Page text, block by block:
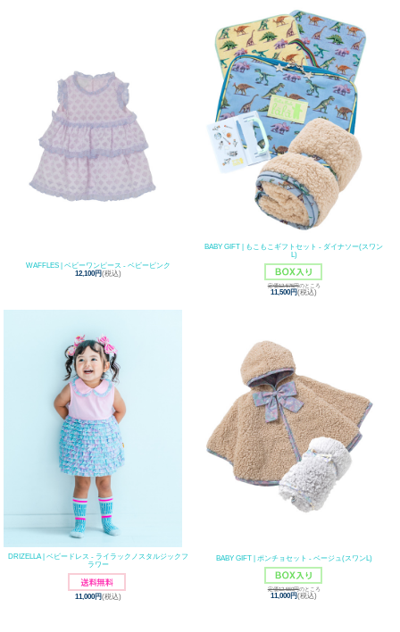
WAFFLES | ベビーワンピース - ベビーピンク
12,100円(税込)
BABY GIFT | もこもこギフトセット - ダイナソー(スワン
L)
定価12,575円のところ
11,500円(税込)
DRIZELLA | ベビードレス - ライラックノスタルジックフ
ラワー
11,000円(税込)
BABY GIFT | ポンチョセット - ベージュ(スワンL)
定価12,550円のところ
11,000円(税込)